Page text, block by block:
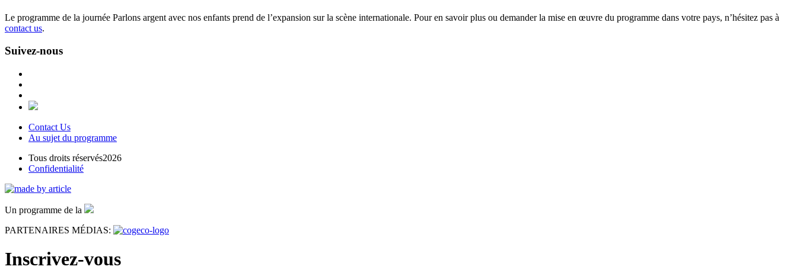
Le programme de la journée Parlons argent avec nos enfants prend de l’expansion sur la scène internationale. Pour en savoir plus ou demander la mise en œuvre du programme dans votre pays, n’hésitez pas à
contact us.
Suivez-nous
Contact Us
Au sujet du programme
Tous droits réservés2026
Confidentialité
Un programme de la
PARTENAIRES MÉDIAS:
Inscrivez-vous